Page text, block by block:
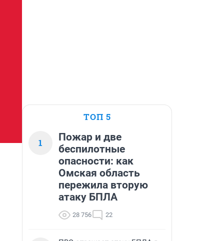
ТОП 5
1
Пожар и две
беспилотные
опасности: как
Омская область
пережила вторую
атаку БПЛА
28 756 22